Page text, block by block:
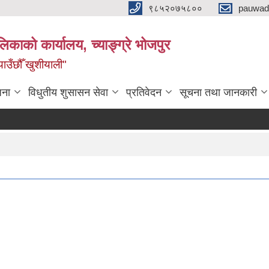
९८५२०७५८००
कार्यालय, च्याङ्ग्रे भोजपुर
खुशीयाली"
विधुतीय शुसासन सेवा प्रतिवेदन सूचना तथा जानकारी